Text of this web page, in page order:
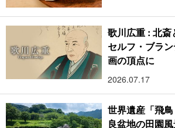
歌川広重 : 北
セルフ・ブラ
画の頂点に
2026.07.17
世界遺産「飛
良盆地の田園